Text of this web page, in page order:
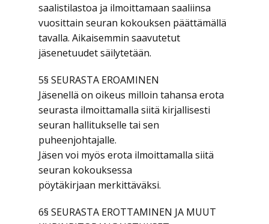
saalistilastoa ja ilmoittamaan saaliinsa
vuosittain seuran kokouksen päättämällä
tavalla. Aikaisemmin saavutetut
jäsenetuudet säilytetään.
5§ SEURASTA EROAMINEN
Jäsenellä on oikeus milloin tahansa erota
seurasta ilmoittamalla siitä kirjallisesti
seuran hallitukselle tai sen
puheenjohtajalle.
Jäsen voi myös erota ilmoittamalla siitä
seuran kokouksessa
pöytäkirjaan merkittäväksi.
6§ SEURASTA EROTTAMINEN JA MUUT